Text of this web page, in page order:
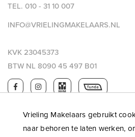
Vrieling Makelaars gebruikt
naar behoren te laten werken,
TEL. 010 - 31 10 007
INFO@VRIELINGMAKELAARS.NL
KVK 23045373
BTW NL 8090 45 497 B01